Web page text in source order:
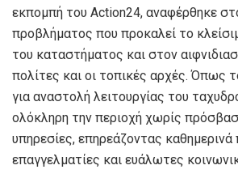
εκπομπή του Action24, αναφέρθηκε
προβλήματος που προκαλεί το
του καταστήματος και στον
πολίτες και οι τοπικές αρχές. Όπως
για αναστολή λειτουργίας του
ολόκληρη την περιοχή χωρίς
υπηρεσίες, επηρεάζοντας καθημερινά
επαγγελματίες και ευάλωτες